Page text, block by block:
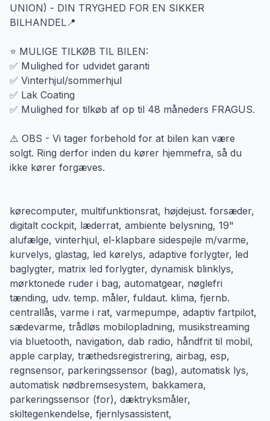
UNION) - DIN TRYGHED FOR EN SIKKER
BILHANDEL📍
⭐ MULIGE TILKØB TIL BILEN:
✅ Mulighed for udvidet garanti
✅ Vinterhjul/sommerhjul
✅ Lak Coating
✅ Mulighed for tilkøb af op til 48 måneders FRAGUS.
⚠️ OBS - Vi tager forbehold for at bilen kan være
solgt. Ring derfor inden du kører hjemmefra, så du
ikke kører forgæves.
kørecomputer, multifunktionsrat, højdejust. forsæder,
digitalt cockpit, læderrat, ambiente belysning, 19"
alufælge, vinterhjul, el-klapbare sidespejle m/varme,
kurvelys, glastag, led kørelys, adaptive forlygter, led
baglygter, matrix led forlygter, dynamisk blinklys,
mørktonede ruder i bag, automatgear, nøglefri
tænding, udv. temp. måler, fuldaut. klima, fjernb.
centrallås, varme i rat, varmepumpe, adaptiv fartpilot,
sædevarme, trådløs mobilopladning, musikstreaming
via bluetooth, navigation, dab radio, håndfrit til mobil,
apple carplay, træthedsregistrering, airbag, esp,
regnsensor, parkeringssensor (bag), automatisk lys,
automatisk nødbremsesystem, bakkamera,
parkeringssensor (for), dæktryksmåler,
skiltegenkendelse, fjernlysassistent,